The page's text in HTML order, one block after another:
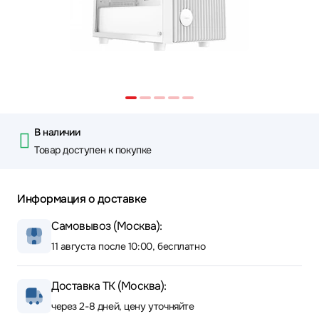
В наличии
Товар доступен к покупке
Информация о доставке
Самовывоз (Москва):
11 августа после 10:00, бесплатно
Доставка ТК (Москва):
через 2-8 дней, цену уточняйте